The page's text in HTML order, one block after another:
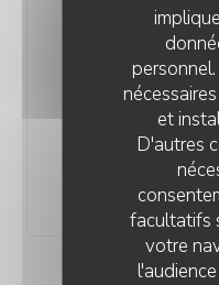
et
D'autres
facultatifs
votre
Eau de vie de
Prix TTC